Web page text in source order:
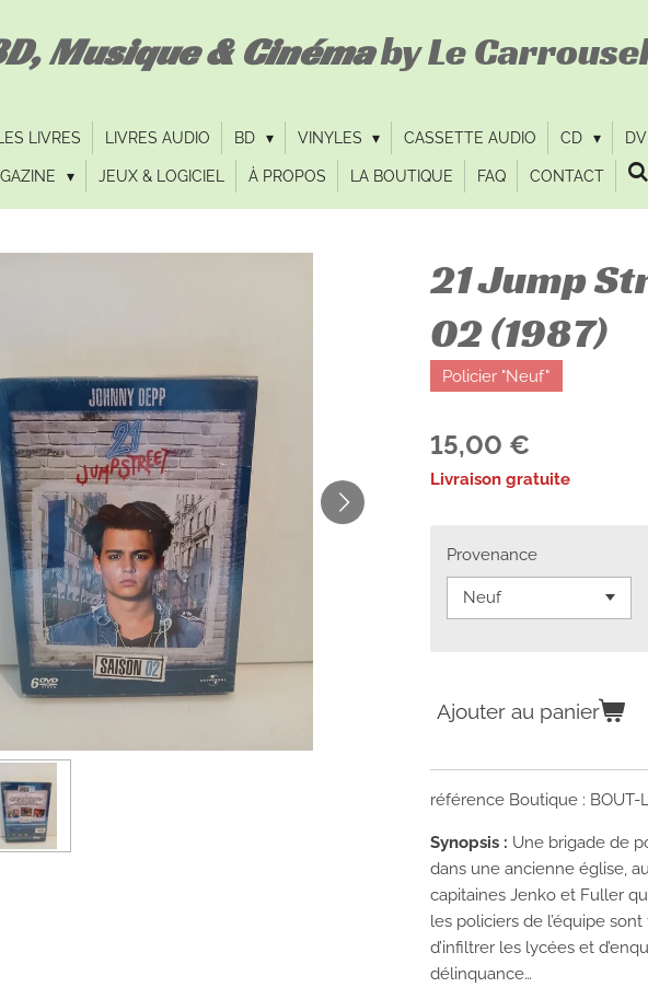
Musique & Cinémaby Le
LES LIVRES LIVRES AUDIO BD VINYLES CASSETTE AUDIO CD
JEUX & LOGICIEL À PROPOS LA BOUTIQUE FAQ CONTACT
21 Jump
02 (1987)
Policier "Neuf"
15,00 €
Livraison gratuite
Provenance
Ajouter au panier
référence Boutique : BOUT-
Synopsis : Une brigade de
dans une ancienne église,
capitaines Jenko et Fuller
les policiers de l’équipe
d’infiltrer les lycées et
délinquance…